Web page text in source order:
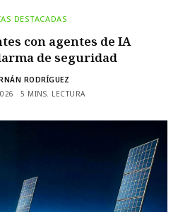
DESTACADAS
con agentes de IA
de seguridad
RODRÍGUEZ
5 MINS. LECTURA